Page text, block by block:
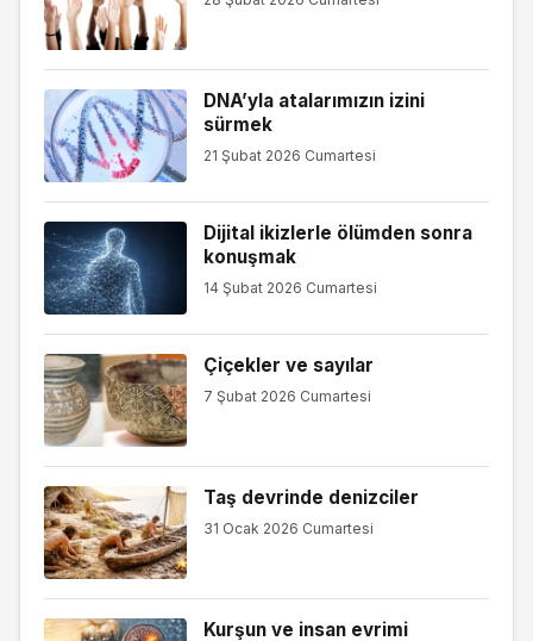
DNA’yla atalarımızın izini
sürmek
21 Şubat 2026 Cumartesi
Dijital ikizlerle ölümden sonra
konuşmak
14 Şubat 2026 Cumartesi
Çiçekler ve sayılar
7 Şubat 2026 Cumartesi
Taş devrinde denizciler
31 Ocak 2026 Cumartesi
Kurşun ve insan evrimi